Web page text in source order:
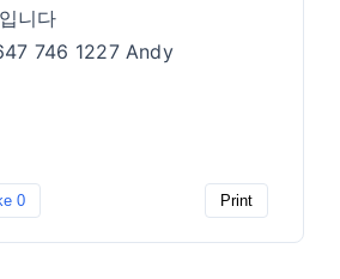
니다
746 1227 Andy
0 Print